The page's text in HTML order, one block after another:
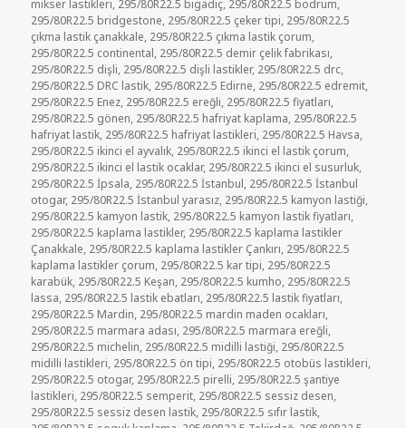
mikser lastikleri, 295/80R22.5 bigadiç, 295/80R22.5 bodrum,
295/80R22.5 bridgestone, 295/80R22.5 çeker tipi, 295/80R22.5
çıkma lastik çanakkale, 295/80R22.5 çıkma lastik çorum,
295/80R22.5 continental, 295/80R22.5 demir çelik fabrikası,
295/80R22.5 dişli, 295/80R22.5 dişli lastikler, 295/80R22.5 drc,
295/80R22.5 DRC lastik, 295/80R22.5 Edirne, 295/80R22.5 edremit,
295/80R22.5 Enez, 295/80R22.5 ereğli, 295/80R22.5 fiyatları,
295/80R22.5 gönen, 295/80R22.5 hafriyat kaplama, 295/80R22.5
hafriyat lastik, 295/80R22.5 hafriyat lastikleri, 295/80R22.5 Havsa,
295/80R22.5 ikinci el ayvalık, 295/80R22.5 ikinci el lastik çorum,
295/80R22.5 ikinci el lastik ocaklar, 295/80R22.5 ikinci el susurluk,
295/80R22.5 İpsala, 295/80R22.5 İstanbul, 295/80R22.5 İstanbul
otogar, 295/80R22.5 İstanbul yarasız, 295/80R22.5 kamyon lastiği,
295/80R22.5 kamyon lastik, 295/80R22.5 kamyon lastik fiyatları,
295/80R22.5 kaplama lastikler, 295/80R22.5 kaplama lastikler
Çanakkale, 295/80R22.5 kaplama lastikler Çankırı, 295/80R22.5
kaplama lastikler çorum, 295/80R22.5 kar tipi, 295/80R22.5
karabük, 295/80R22.5 Keşan, 295/80R22.5 kumho, 295/80R22.5
lassa, 295/80R22.5 lastik ebatları, 295/80R22.5 lastik fiyatları,
295/80R22.5 Mardin, 295/80R22.5 mardin maden ocakları,
295/80R22.5 marmara adası, 295/80R22.5 marmara ereğli,
295/80R22.5 michelin, 295/80R22.5 midilli lastiği, 295/80R22.5
midilli lastikleri, 295/80R22.5 ön tipi, 295/80R22.5 otobüs lastikleri,
295/80R22.5 otogar, 295/80R22.5 pirelli, 295/80R22.5 şantiye
lastikleri, 295/80R22.5 semperit, 295/80R22.5 sessiz desen,
295/80R22.5 sessiz desen lastik, 295/80R22.5 sıfır lastik,